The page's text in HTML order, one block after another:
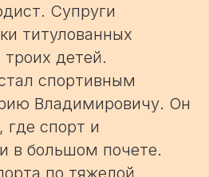
Супруги
титулованных
детей.
спортивным
Владимировичу. Он
где спорт и
в большом почете.
по тяжелой